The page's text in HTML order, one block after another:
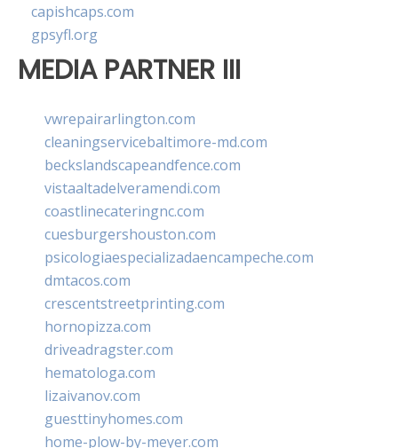
capishcaps.com
gpsyfl.org
MEDIA PARTNER III
vwrepairarlington.com
cleaningservicebaltimore-md.com
beckslandscapeandfence.com
vistaaltadelveramendi.com
coastlinecateringnc.com
cuesburgershouston.com
psicologiaespecializadaencampeche.com
dmtacos.com
crescentstreetprinting.com
hornopizza.com
driveadragster.com
hematologa.com
lizaivanov.com
guesttinyhomes.com
home-plow-by-meyer.com